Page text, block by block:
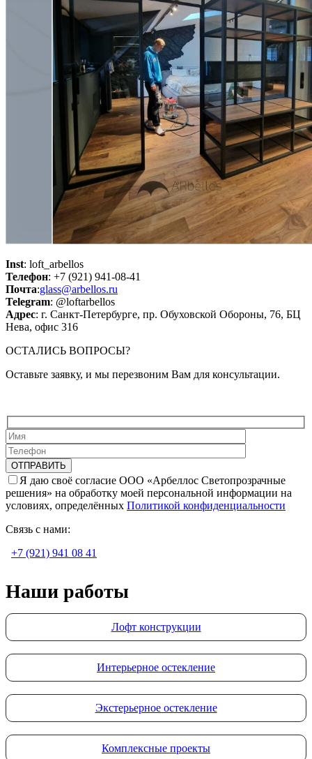
Inst: loft_arbellos
Телефон: +7 (921) 941-08-41
Почта:glass@arbellos.ru
Telegram: @loftarbellos
Адрес: г. Санкт-Петербурге, пр. Обуховской Обороны, 76, БЦ
Нева, офис 316
ОСТАЛИСЬ ВОПРОСЫ?
Оставьте заявку, и мы перезвоним Вам для консультации.
Я даю своё согласие ООО «Арбеллос Светопрозрачные
решения» на обработку моей персональной информации на
условиях, определённых Политикой конфиденциальности
Связь с нами:
+7 (921) 941 08 41
Наши работы
Лофт конструкции
Интерьерное остекление
Экстерьерное остекление
Комплексные проекты